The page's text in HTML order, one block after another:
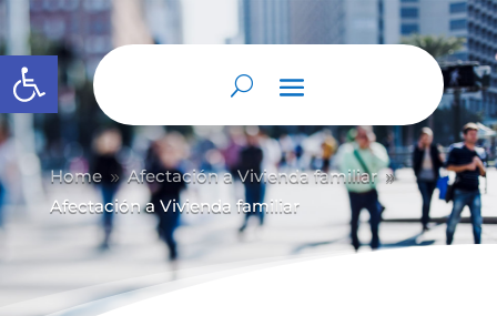
Abrir barra de herramientas
Home 9 Afectación a Vivienda familiar 9
Afectación a Vivienda familiar